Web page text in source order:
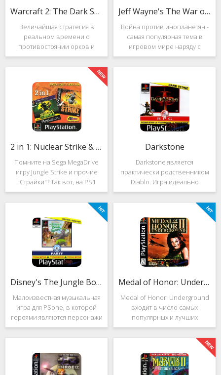
Warcraft 2: The Dark Saga
Величайшая стратегия в
реальном времени о
противостоянии орков и
людей. Warcraft 2: The Dark
Saga рассказывает
классическую историю, в
которой идёт битва за
королевство Азерот в мире
Средневековья с
Jeff Wayne's The War of the Worlds
Война против инопланетян -
самая популярная тема в
игровом мире наряду с
войнами против
террористов и зомби. Здесь
народы объединяются в
борьбе с врагом, Земля
рушится, но
2 in 1: Nuclear Strike & Soviet Strike
Помните на Sega MegaDrive
игру Jungle Strike и прочие
"Страйки"? Так вот, на PS1
данная серия продолжила
своё существование. Вышло
ещё 2 "Страйка", где мы всё
так же управляем вертолётом
и уничтожаем
Darkstone
Darkstone является
практически родственником
Diablo. Игра идеально
подойдёт для тех, кто ищет
альтернативу последнему.
Несмотря на то, что эти 2
игры создавались разными
людьми, Darkstone имеет
общие
Disney's The Jungle Book: Groove Party
Малоизвестная музыкальная
игра для PSone, в которой
героями являются персонажи
"Книги джунглей". Это не
платформер и не Action.
оригинален. Перед стартом
вы будете выбирать песню.
Medal of Honor: Underground
Medal of Honor: Underground
входит в число самых
популярных и лучших
шутеров от первого лица для
Sony Playstation. Эта игра
посвящена Второй мировой
войне. Вы будете играть за
девушку Менон. Являясь